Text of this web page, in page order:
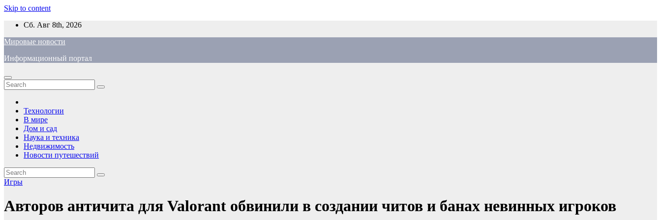
Skip to content
Сб. Авг 8th, 2026
Мировые новости
Информационный портал
Технологии
В мире
Дом и сад
Наука и техника
Недвижимость
Новости путешествий
Игры
Авторов античита для Valorant обвинили в создании читов и банах невинных игроков